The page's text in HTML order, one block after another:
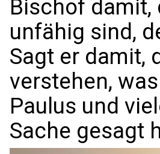
Bischof damit,
unfähig sind,
Sagt er damit,
verstehen,
Paulus und
Sache gesagt